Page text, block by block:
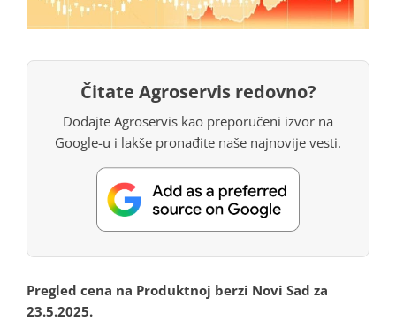
Čitate Agroservis redovno?
Dodajte Agroservis kao preporučeni izvor na
Google-u i lakše pronađite naše najnovije vesti.
Pregled cena na Produktnoj berzi Novi Sad za
23.5.2025.